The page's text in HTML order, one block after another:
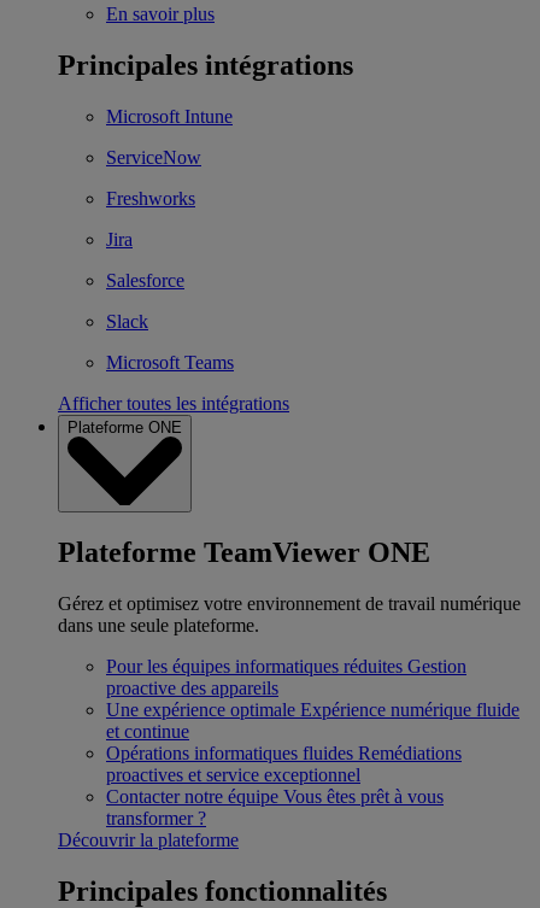
En savoir plus
Principales intégrations
Microsoft Intune
ServiceNow
Freshworks
Jira
Salesforce
Slack
Microsoft Teams
Afficher toutes les intégrations
Plateforme ONE
Plateforme TeamViewer ONE
Gérez et optimisez votre environnement de travail numérique
dans une seule plateforme.
Pour les équipes informatiques réduites Gestion
proactive des appareils
Une expérience optimale Expérience numérique fluide
et continue
Opérations informatiques fluides Remédiations
proactives et service exceptionnel
Contacter notre équipe Vous êtes prêt à vous
transformer ?
Découvrir la plateforme
Principales fonctionnalités